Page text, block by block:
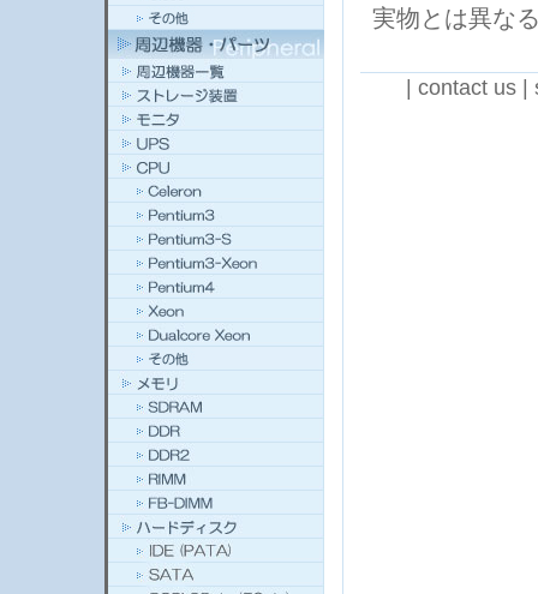
実物とは異な
|contact us |